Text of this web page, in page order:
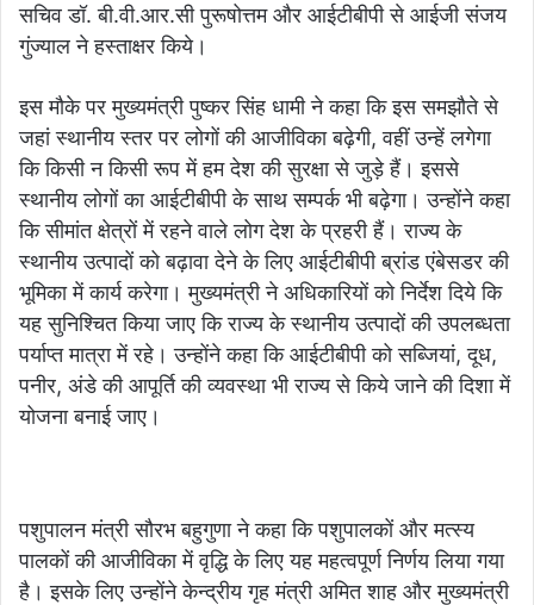
सचिव डॉ. बी.वी.आर.सी पुरूषोत्तम और आईटीबीपी से आईजी संजय
गुंज्याल ने हस्ताक्षर किये।
इस मौके पर मुख्यमंत्री पुष्कर सिंह धामी ने कहा कि इस समझौते से
जहां स्थानीय स्तर पर लोगों की आजीविका बढ़ेगी, वहीं उन्हें लगेगा
कि किसी न किसी रूप में हम देश की सुरक्षा से जुड़े हैं। इससे
स्थानीय लोगों का आईटीबीपी के साथ सम्पर्क भी बढ़ेगा। उन्होंने कहा
कि सीमांत क्षेत्रों में रहने वाले लोग देश के प्रहरी हैं। राज्य के
स्थानीय उत्पादों को बढ़ावा देने के लिए आईटीबीपी ब्रांड एंबेसडर की
भूमिका में कार्य करेगा। मुख्यमंत्री ने अधिकारियों को निर्देश दिये कि
यह सुनिश्चित किया जाए कि राज्य के स्थानीय उत्पादों की उपलब्धता
पर्याप्त मात्रा में रहे। उन्होंने कहा कि आईटीबीपी को सब्जियां, दूध,
पनीर, अंडे की आपूर्ति की व्यवस्था भी राज्य से किये जाने की दिशा में
योजना बनाई जाए।
पशुपालन मंत्री सौरभ बहुगुणा ने कहा कि पशुपालकों और मत्स्य
पालकों की आजीविका में वृद्धि के लिए यह महत्वपूर्ण निर्णय लिया गया
है। इसके लिए उन्होंने केन्द्रीय गृह मंत्री अमित शाह और मुख्यमंत्री